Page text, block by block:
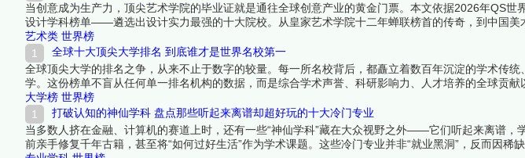
当创意成为生产力，顶尖艺术学院的毕业证就是通往全球创意产业的黄金门票。本文依据2026年QS
设计学科榜单——遴选出设计实力最强的十大院校。从皇家艺术学院十二年蝉联榜首的传奇，到中国美
育从传统技艺向跨学科创新的转型浪潮。下面跟着榜中榜编辑一起来看看详细名单吧！
艺术类 世界榜
全球十大顶尖大学排名 到底谁才是世界名校第一
全球顶尖大学的排名之争，从来不止于数字的较量。每一所名校背后，都矗立着数百年沉淀的学术传
学。这份榜单不盲从任何单一排名机构的数据，而是综合学术声誉、科研影响力、人才培养的全球贡献
字塔尖的学府。它们之间的位次或许有争议，但每一所的入选都无可辩驳——这里诞生的，是人类文明
吧！
大学榜 世界榜
打破认知的神仙学科 盘点那些听起来离谱却超好玩的十大冷门专业
当多数人挤在金融、计算机的赛道上时，还有一些“神仙学科”藏在大众视野之外——它们听起来离谱，
前亲手修复千年古籍，甚至将“如何过好生活”作为学术课题。这些冷门专业并非“就业黑洞”，反而因稀